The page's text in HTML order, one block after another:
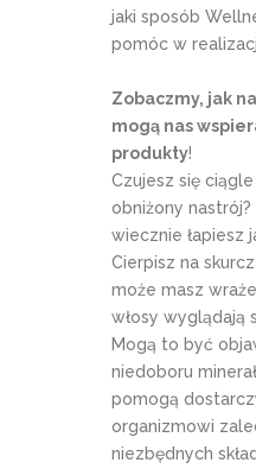
jaki sposób
pomóc w
Zobaczmy, jak
mogą nas
produkty!
Czujesz się
obniżony
wiecznie łapiesz
Cierpisz na
może masz
włosy wyglądają
Mogą to być
niedoboru
pomogą
organizmowi
niezbędnych